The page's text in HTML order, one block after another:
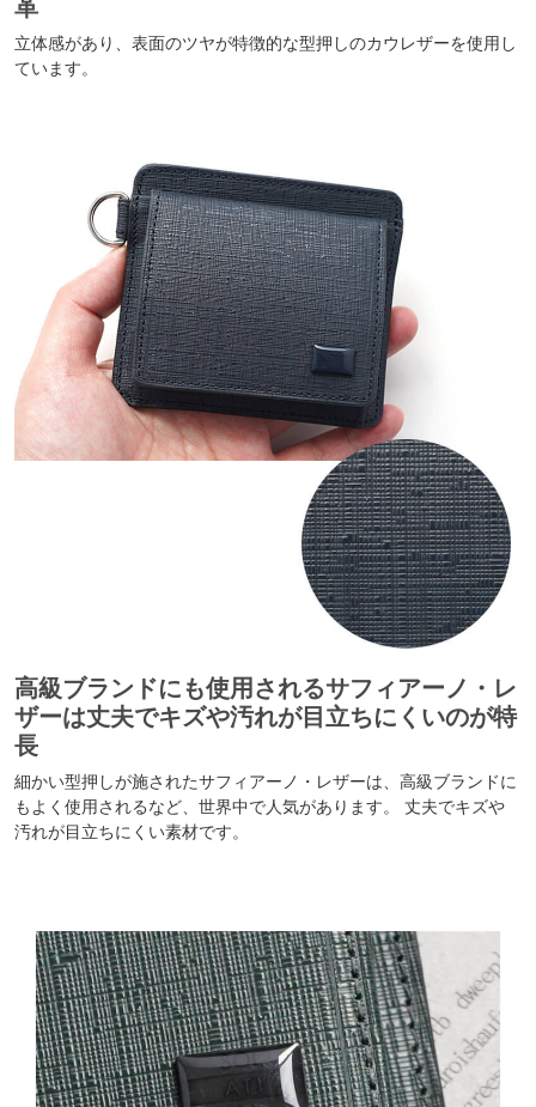
立体感があり、表面のツヤが特徴的な型押しのカウレザーを使用し
ています。
高級ブランドにも使用されるサフィアーノ・レ
ザーは丈夫でキズや汚れが目立ちにくいのが特
長
細かい型押しが施されたサフィアーノ・レザーは、高級ブランドに
もよく使用されるなど、世界中で人気があります。 丈夫でキズや
汚れが目立ちにくい素材です。